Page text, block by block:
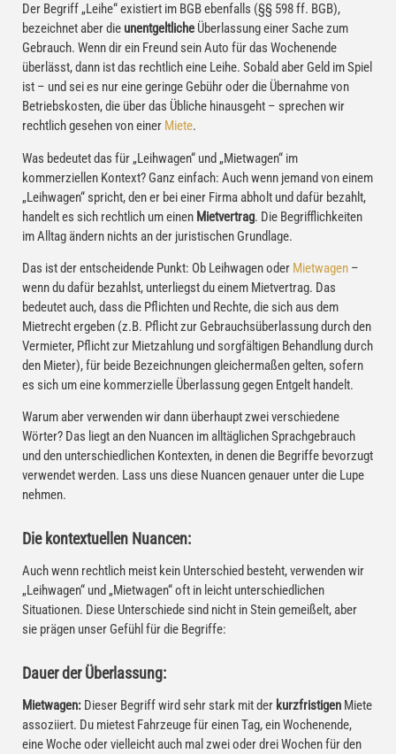
Der Begriff „Leihe“ existiert im BGB ebenfalls (§§ 598 ff. BGB),
bezeichnet aber die unentgeltliche Überlassung einer Sache zum
Gebrauch. Wenn dir ein Freund sein Auto für das Wochenende
überlässt, dann ist das rechtlich eine Leihe. Sobald aber Geld im Spiel
ist – und sei es nur eine geringe Gebühr oder die Übernahme von
Betriebskosten, die über das Übliche hinausgeht – sprechen wir
rechtlich gesehen von einer Miete.
Was bedeutet das für „Leihwagen“ und „Mietwagen“ im
kommerziellen Kontext? Ganz einfach: Auch wenn jemand von einem
„Leihwagen“ spricht, den er bei einer Firma abholt und dafür bezahlt,
handelt es sich rechtlich um einen Mietvertrag. Die Begrifflichkeiten
im Alltag ändern nichts an der juristischen Grundlage.
Das ist der entscheidende Punkt: Ob Leihwagen oder Mietwagen –
wenn du dafür bezahlst, unterliegst du einem Mietvertrag. Das
bedeutet auch, dass die Pflichten und Rechte, die sich aus dem
Mietrecht ergeben (z.B. Pflicht zur Gebrauchsüberlassung durch den
Vermieter, Pflicht zur Mietzahlung und sorgfältigen Behandlung durch
den Mieter), für beide Bezeichnungen gleichermaßen gelten, sofern
es sich um eine kommerzielle Überlassung gegen Entgelt handelt.
Warum aber verwenden wir dann überhaupt zwei verschiedene
Wörter? Das liegt an den Nuancen im alltäglichen Sprachgebrauch
und den unterschiedlichen Kontexten, in denen die Begriffe bevorzugt
verwendet werden. Lass uns diese Nuancen genauer unter die Lupe
nehmen.
Die kontextuellen Nuancen:
Auch wenn rechtlich meist kein Unterschied besteht, verwenden wir
„Leihwagen“ und „Mietwagen“ oft in leicht unterschiedlichen
Situationen. Diese Unterschiede sind nicht in Stein gemeißelt, aber
sie prägen unser Gefühl für die Begriffe:
Dauer der Überlassung:
Mietwagen: Dieser Begriff wird sehr stark mit der kurzfristigen Miete
assoziiert. Du mietest Fahrzeuge für einen Tag, ein Wochenende,
eine Woche oder vielleicht auch mal zwei oder drei Wochen für den